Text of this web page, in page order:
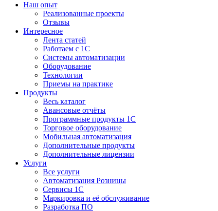
Наш опыт
Реализованные проекты
Отзывы
Интересное
Лента статей
Работаем с 1С
Системы автоматизации
Оборудование
Технологии
Приемы на практике
Продукты
Весь каталог
Авансовые отчёты
Программные продукты 1С
Торговое оборудование
Мобильная автоматизация
Дополнительные продукты
Дополнительные лицензии
Услуги
Все услуги
Автоматизация Розницы
Сервисы 1С
Маркировка и её обслуживание
Разработка ПО